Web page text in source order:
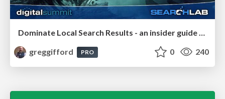
Dominate Local Search Results - an insider guide to GBP, reviews, and Local SEO
greggifford
PRO 0 240